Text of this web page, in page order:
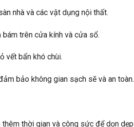
nhà và các vật dụng nội thất.
trên cửa kính và cửa sổ.
vết bẩn khó chùi.
bảo không gian sạch sẽ và an toàn.
thời gian và công sức để dọn dẹp